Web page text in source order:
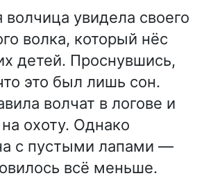
увидела своего
волка, который нёс
детей. Проснувшись,
это был лишь сон.
волчат в логове и
охоту. Однако
с пустыми лапами —
всё меньше.